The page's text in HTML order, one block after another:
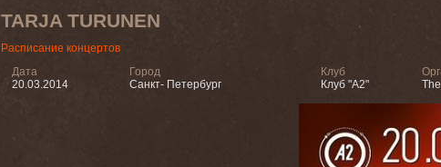
TARJA TURUNEN
Расписание концертов
Дата
20.03.2014
Город
Санкт- Петербург
Клуб
Клуб "А2"